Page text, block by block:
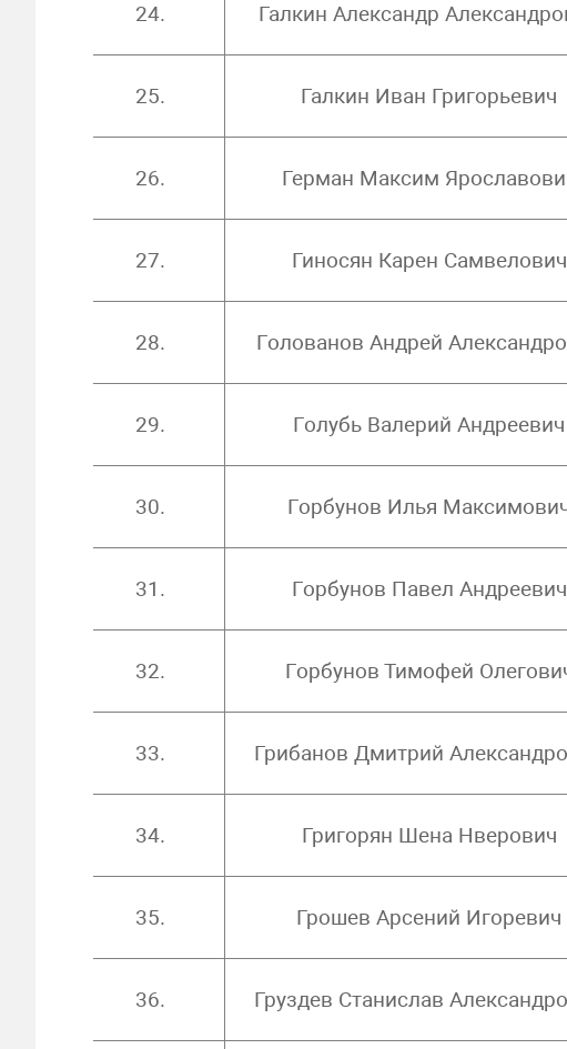
24. Галкин Александр
25. Галкин Иван Григорьевич
26. Герман Максим
27. Гиносян Карен Самвелович
28. Голованов Андрей
29. Голубь Валерий Андреевич
30. Горбунов Илья
31. Горбунов Павел Андреевич
32. Горбунов Тимофей
33. Грибанов Дмитрий
34. Григорян Шена Нверович
35. Грошев Арсений Игоревич
36. Груздев Станислав